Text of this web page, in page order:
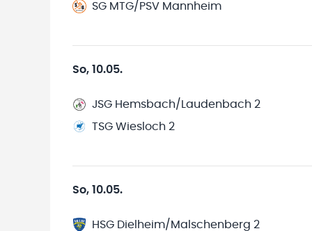
SG MTG/PSV Mannheim
So, 10.05.
JSG Hemsbach/Laudenbach 2
TSG Wiesloch 2
So, 10.05.
HSG Dielheim/Malschenberg 2